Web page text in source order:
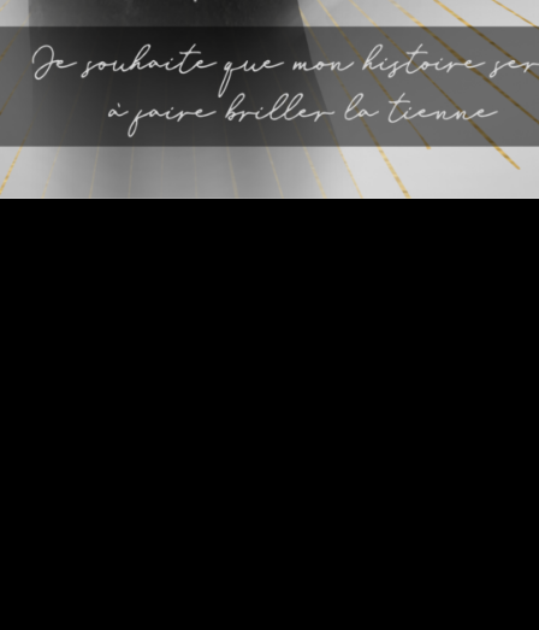
Cette philosophie est intégrée dans mes
accompagnements, mais aussi dans
toutes les sphères de ma vie. Que ce soit
dans notre travail ou dans notre vie